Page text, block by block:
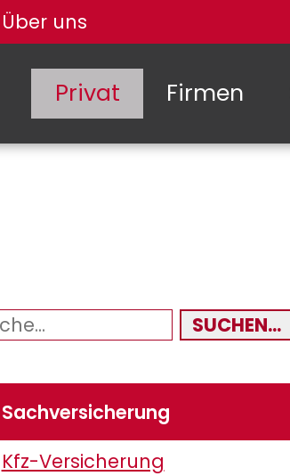
Über uns
Privat Firmen
SUCHEN...
Sachversicherung
Kfz-Versicherung